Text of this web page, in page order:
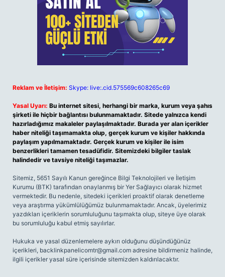
Reklam ve İletişim: Skype: live:.cid.575569c608265c69
Yasal Uyarı: Bu internet sitesi, herhangi bir marka, kurum veya şahıs
şirketi ile hiçbir bağlantısı bulunmamaktadır. Sitede yalnızca kendi
hazırladığımız makaleler paylaşılmaktadır. Burada yer alan içerikler
haber niteliği taşımamakta olup, gerçek kurum ve kişiler hakkında
paylaşım yapılmamaktadır. Gerçek kurum ve kişiler ile isim
benzerlikleri tamamen tesadüfidir. Sitemizdeki bilgiler taslak
halindedir ve tavsiye niteliği taşımazlar.
Sitemiz, 5651 Sayılı Kanun gereğince Bilgi Teknolojileri ve İletişim
Kurumu (BTK) tarafından onaylanmış bir Yer Sağlayıcı olarak hizmet
vermektedir. Bu nedenle, sitedeki içerikleri proaktif olarak denetleme
veya araştırma yükümlülüğümüz bulunmamaktadır. Ancak, üyelerimiz
yazdıkları içeriklerin sorumluluğunu taşımakta olup, siteye üye olarak
bu sorumluluğu kabul etmiş sayılırlar.
Hukuka ve yasal düzenlemelere aykırı olduğunu düşündüğünüz
içerikleri, backlinkpanelicomtr@gmail.com adresine bildirmeniz halinde,
ilgili içerikler yasal süre içerisinde sitemizden kaldırılacaktır.